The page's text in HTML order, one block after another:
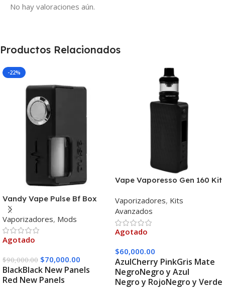
No hay valoraciones aún.
Productos Relacionados
-22%
Vandy Vape Pulse Bf Box
Mod
Vaporizadores, Mods
Agotado
$90,000.00 $70,000.00
BlackBlack New Panels
Red New Panels
Vape Vaporesso Gen 160 Kit
Vaporizadores, Kits
Avanzados
Agotado
$60,000.00
AzulCherry PinkGris Mate
NegroNegro y Azul
Negro y RojoNegro y Verde